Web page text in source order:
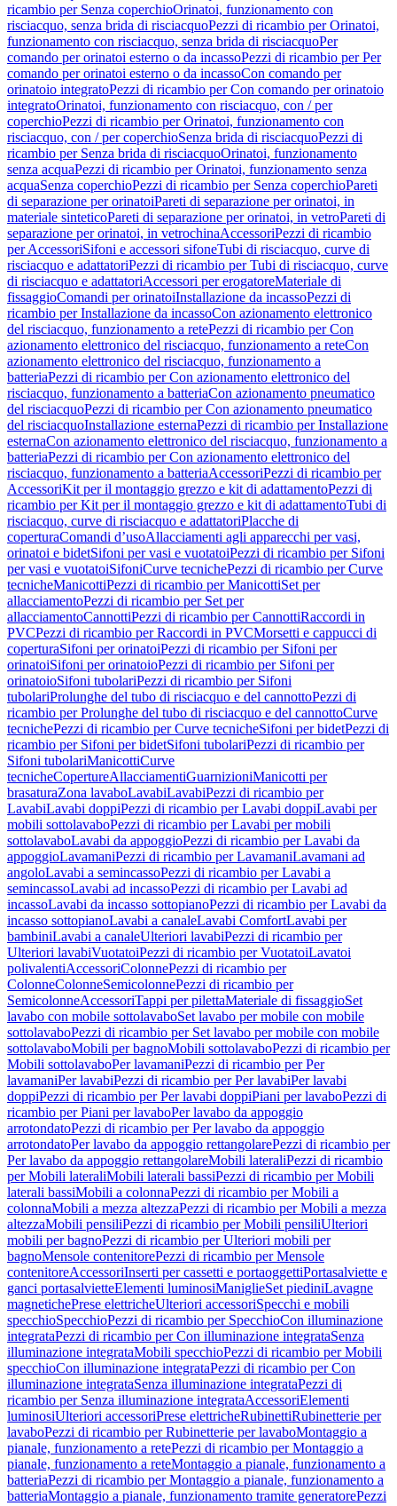
ricambio per Senza coperchioOrinatoi, funzionamento con
risciacquo, senza brida di risciacquoPezzi di ricambio per Orinatoi,
funzionamento con risciacquo, senza brida di risciacquoPer
comando per orinatoi esterno o da incassoPezzi di ricambio per Per
comando per orinatoi esterno o da incassoCon comando per
orinatoio integratoPezzi di ricambio per Con comando per orinatoio
integratoOrinatoi, funzionamento con risciacquo, con / per
coperchioPezzi di ricambio per Orinatoi, funzionamento con
risciacquo, con / per coperchioSenza brida di risciacquoPezzi di
ricambio per Senza brida di risciacquoOrinatoi, funzionamento
senza acquaPezzi di ricambio per Orinatoi, funzionamento senza
acquaSenza coperchioPezzi di ricambio per Senza coperchioPareti
di separazione per orinatoiPareti di separazione per orinatoi, in
materiale sinteticoPareti di separazione per orinatoi, in vetroPareti di
separazione per orinatoi, in vetrochinaAccessoriPezzi di ricambio
per AccessoriSifoni e accessori sifoneTubi di risciacquo, curve di
risciacquo e adattatoriPezzi di ricambio per Tubi di risciacquo, curve
di risciacquo e adattatoriAccessori per erogatoreMateriale di
fissaggioComandi per orinatoiInstallazione da incassoPezzi di
ricambio per Installazione da incassoCon azionamento elettronico
del risciacquo, funzionamento a retePezzi di ricambio per Con
azionamento elettronico del risciacquo, funzionamento a reteCon
azionamento elettronico del risciacquo, funzionamento a
batteriaPezzi di ricambio per Con azionamento elettronico del
risciacquo, funzionamento a batteriaCon azionamento pneumatico
del risciacquoPezzi di ricambio per Con azionamento pneumatico
del risciacquoInstallazione esternaPezzi di ricambio per Installazione
esternaCon azionamento elettronico del risciacquo, funzionamento a
batteriaPezzi di ricambio per Con azionamento elettronico del
risciacquo, funzionamento a batteriaAccessoriPezzi di ricambio per
AccessoriKit per il montaggio grezzo e kit di adattamentoPezzi di
ricambio per Kit per il montaggio grezzo e kit di adattamentoTubi di
risciacquo, curve di risciacquo e adattatoriPlacche di
coperturaComandi d’usoAllacciamenti agli apparecchi per vasi,
orinatoi e bidetSifoni per vasi e vuotatoiPezzi di ricambio per Sifoni
per vasi e vuotatoiSifoniCurve tecnichePezzi di ricambio per Curve
tecnicheManicottiPezzi di ricambio per ManicottiSet per
allacciamentoPezzi di ricambio per Set per
allacciamentoCannottiPezzi di ricambio per CannottiRaccordi in
PVCPezzi di ricambio per Raccordi in PVCMorsetti e cappucci di
coperturaSifoni per orinatoiPezzi di ricambio per Sifoni per
orinatoiSifoni per orinatoioPezzi di ricambio per Sifoni per
orinatoioSifoni tubolariPezzi di ricambio per Sifoni
tubolariProlunghe del tubo di risciacquo e del cannottoPezzi di
ricambio per Prolunghe del tubo di risciacquo e del cannottoCurve
tecnichePezzi di ricambio per Curve tecnicheSifoni per bidetPezzi di
ricambio per Sifoni per bidetSifoni tubolariPezzi di ricambio per
Sifoni tubolariManicottiCurve
tecnicheCopertureAllacciamentiGuarnizioniManicotti per
brasaturaZona lavaboLavabiLavabiPezzi di ricambio per
LavabiLavabi doppiPezzi di ricambio per Lavabi doppiLavabi per
mobili sottolavaboPezzi di ricambio per Lavabi per mobili
sottolavaboLavabi da appoggioPezzi di ricambio per Lavabi da
appoggioLavamaniPezzi di ricambio per LavamaniLavamani ad
angoloLavabi a semincassoPezzi di ricambio per Lavabi a
semincassoLavabi ad incassoPezzi di ricambio per Lavabi ad
incassoLavabi da incasso sottopianoPezzi di ricambio per Lavabi da
incasso sottopianoLavabi a canaleLavabi ComfortLavabi per
bambiniLavabi a canaleUlteriori lavabiPezzi di ricambio per
Ulteriori lavabiVuotatoiPezzi di ricambio per VuotatoiLavatoi
polivalentiAccessoriColonnePezzi di ricambio per
ColonneColonneSemicolonnePezzi di ricambio per
SemicolonneAccessoriTappi per pilettaMateriale di fissaggioSet
lavabo con mobile sottolavaboSet lavabo per mobile con mobile
sottolavaboPezzi di ricambio per Set lavabo per mobile con mobile
sottolavaboMobili per bagnoMobili sottolavaboPezzi di ricambio per
Mobili sottolavaboPer lavamaniPezzi di ricambio per Per
lavamaniPer lavabiPezzi di ricambio per Per lavabiPer lavabi
doppiPezzi di ricambio per Per lavabi doppiPiani per lavaboPezzi di
ricambio per Piani per lavaboPer lavabo da appoggio
arrotondatoPezzi di ricambio per Per lavabo da appoggio
arrotondatoPer lavabo da appoggio rettangolarePezzi di ricambio per
Per lavabo da appoggio rettangolareMobili lateraliPezzi di ricambio
per Mobili lateraliMobili laterali bassiPezzi di ricambio per Mobili
laterali bassiMobili a colonnaPezzi di ricambio per Mobili a
colonnaMobili a mezza altezzaPezzi di ricambio per Mobili a mezza
altezzaMobili pensiliPezzi di ricambio per Mobili pensiliUlteriori
mobili per bagnoPezzi di ricambio per Ulteriori mobili per
bagnoMensole contenitorePezzi di ricambio per Mensole
contenitoreAccessoriInserti per cassetti e portaoggettiPortasalviette e
ganci portasalvietteElementi luminosiManiglieSet piediniLavagne
magnetichePrese elettricheUlteriori accessoriSpecchi e mobili
specchioSpecchioPezzi di ricambio per SpecchioCon illuminazione
integrataPezzi di ricambio per Con illuminazione integrataSenza
illuminazione integrataMobili specchioPezzi di ricambio per Mobili
specchioCon illuminazione integrataPezzi di ricambio per Con
illuminazione integrataSenza illuminazione integrataPezzi di
ricambio per Senza illuminazione integrataAccessoriElementi
luminosiUlteriori accessoriPrese elettricheRubinettiRubinetterie per
lavaboPezzi di ricambio per Rubinetterie per lavaboMontaggio a
pianale, funzionamento a retePezzi di ricambio per Montaggio a
pianale, funzionamento a reteMontaggio a pianale, funzionamento a
batteriaPezzi di ricambio per Montaggio a pianale, funzionamento a
batteriaMontaggio a pianale, funzionamento tramite generatorePezzi